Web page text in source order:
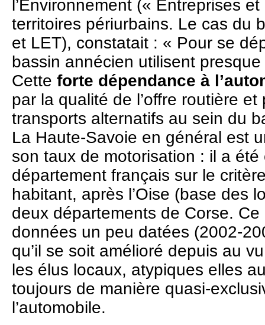
l’Environnement (« Entreprises
territoires périurbains. Le cas du
et LET), constatait : « Pour se
bassin annécien utilisent
Cette forte dépendance à
par la qualité de l’offre routière
transports alternatifs au sein du
La Haute-Savoie en général est
son taux de motorisation : il a
département français sur le
habitant, après l’Oise (base des
deux départements de Corse.
données un peu datées (2002-
qu’il se soit amélioré depuis au
les élus locaux, atypiques elles
toujours de manière quasi-
l’automobile.